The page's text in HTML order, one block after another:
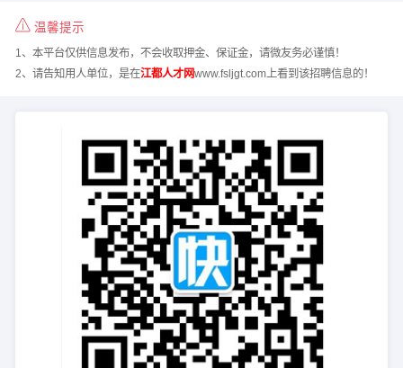
温馨提示
1、本平台仅供信息发布，不会收取押金、保证金，请微友务必谨慎！
2、请告知用人单位，是在江都人才网www.fsljgt.com上看到该招聘信息的！